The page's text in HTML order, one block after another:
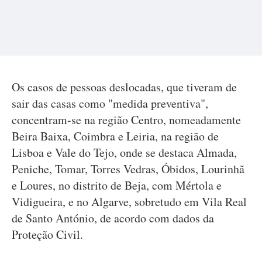
Os casos de pessoas deslocadas, que tiveram de
sair das casas como "medida preventiva",
concentram-se na região Centro, nomeadamente
Beira Baixa, Coimbra e Leiria, na região de
Lisboa e Vale do Tejo, onde se destaca Almada,
Peniche, Tomar, Torres Vedras, Óbidos, Lourinhã
e Loures, no distrito de Beja, com Mértola e
Vidigueira, e no Algarve, sobretudo em Vila Real
de Santo António, de acordo com dados da
Proteção Civil.